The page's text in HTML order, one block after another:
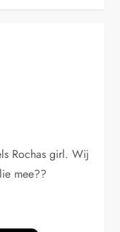
Rochas girl. Wij
mee??